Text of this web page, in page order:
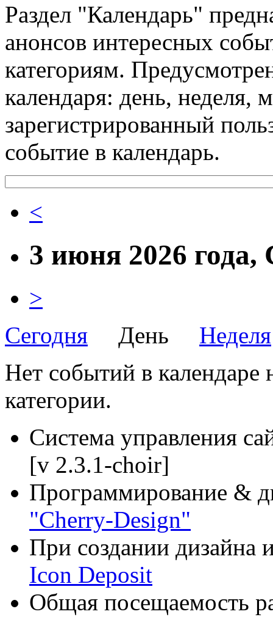
Раздел "Календарь"
анонсов интересных
категориям.
календаря: день, неделя,
зарегистрированный
событие в календарь.
<
3 июня 2026 года,
>
Сегодня День Неделя
Нет событий в календаре
категории.
Система управления
[v 2.3.1-choir]
Программирование &
"Cherry-Design"
При создании дизайна
Icon Deposit
Общая посещаемость